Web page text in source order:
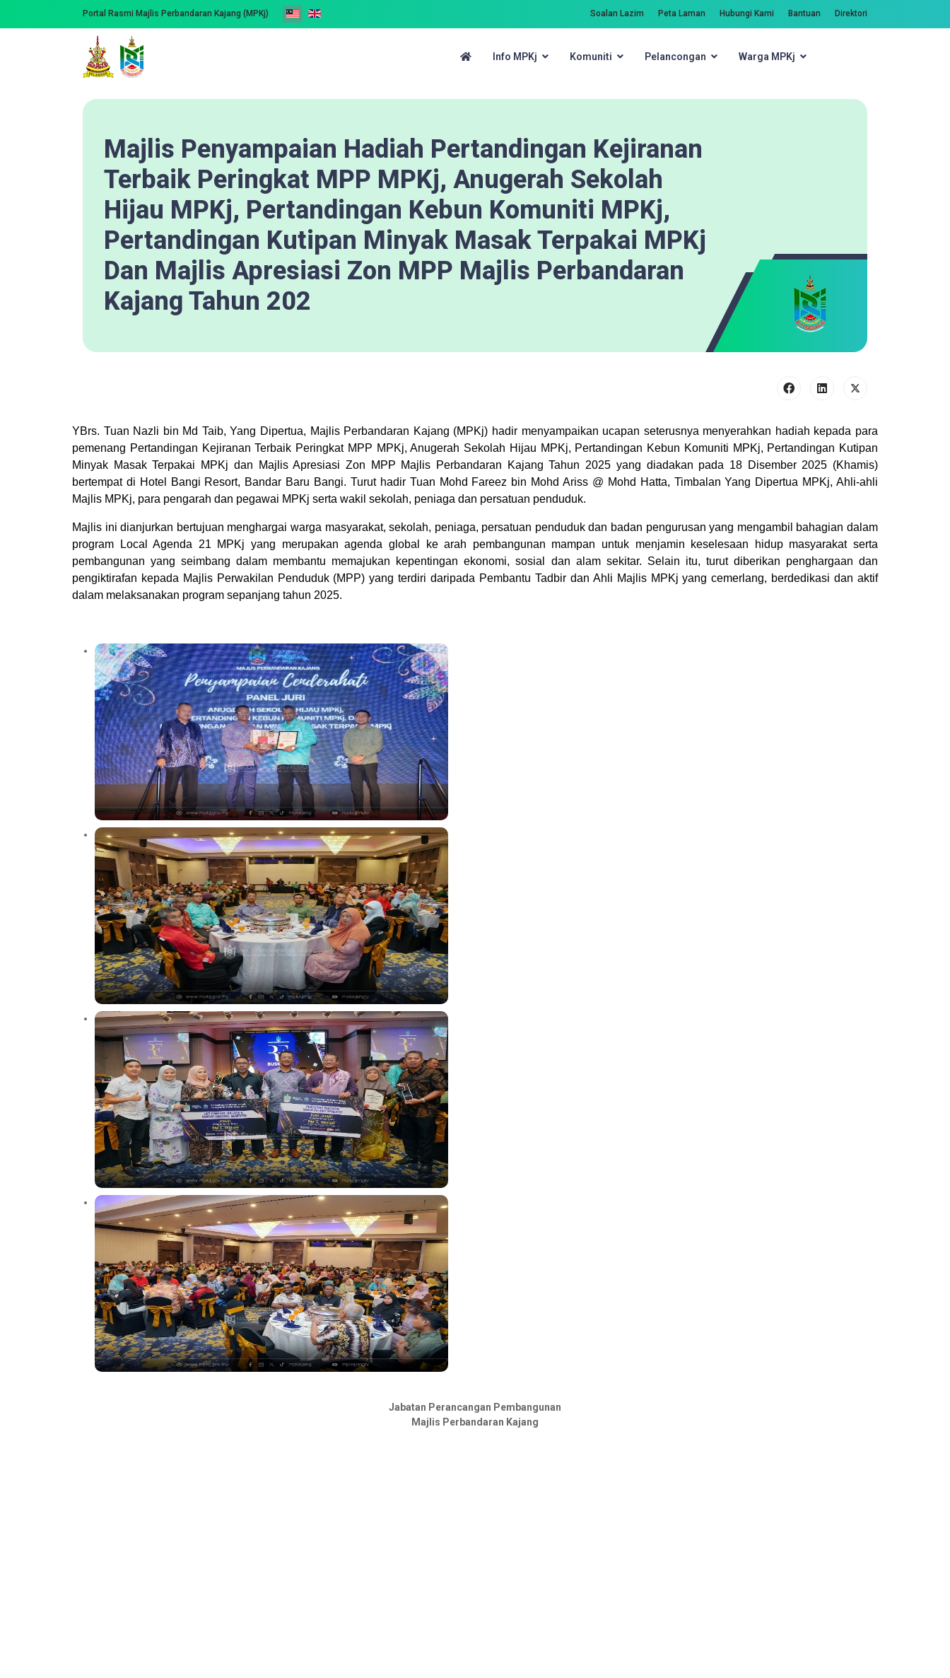
Portal Rasmi Majlis Perbandaran Kajang (MPKj) Soalan Lazim Peta Laman Hubungi Kami Bantuan Direktori
Info MPKj Komuniti Pelancongan Warga MPKj
Majlis Penyampaian Hadiah Pertandingan Kejiranan
Terbaik Peringkat MPP MPKj, Anugerah Sekolah
Hijau MPKj, Pertandingan Kebun Komuniti MPKj,
Pertandingan Kutipan Minyak Masak Terpakai MPKj
Dan Majlis Apresiasi Zon MPP Majlis Perbandaran
Kajang Tahun 202
YBrs. Tuan Nazli bin Md Taib, Yang Dipertua, Majlis Perbandaran Kajang (MPKj) hadir menyampaikan ucapan seterusnya menyerahkan hadiah kepada para
pemenang Pertandingan Kejiranan Terbaik Peringkat MPP MPKj, Anugerah Sekolah Hijau MPKj, Pertandingan Kebun Komuniti MPKj, Pertandingan Kutipan
Minyak Masak Terpakai MPKj dan Majlis Apresiasi Zon MPP Majlis Perbandaran Kajang Tahun 2025 yang diadakan pada 18 Disember 2025 (Khamis)
bertempat di Hotel Bangi Resort, Bandar Baru Bangi. Turut hadir Tuan Mohd Fareez bin Mohd Ariss @ Mohd Hatta, Timbalan Yang Dipertua MPKj, Ahli-ahli
Majlis MPKj, para pengarah dan pegawai MPKj serta wakil sekolah, peniaga dan persatuan penduduk.
Majlis ini dianjurkan bertujuan menghargai warga masyarakat, sekolah, peniaga, persatuan penduduk dan badan pengurusan yang mengambil bahagian dalam
program Local Agenda 21 MPKj yang merupakan agenda global ke arah pembangunan mampan untuk menjamin keselesaan hidup masyarakat serta
pembangunan yang seimbang dalam membantu memajukan kepentingan ekonomi, sosial dan alam sekitar. Selain itu, turut diberikan penghargaan dan
pengiktirafan kepada Majlis Perwakilan Penduduk (MPP) yang terdiri daripada Pembantu Tadbir dan Ahli Majlis MPKj yang cemerlang, berdedikasi dan aktif
dalam melaksanakan program sepanjang tahun 2025.
Jabatan Perancangan Pembangunan
Majlis Perbandaran Kajang